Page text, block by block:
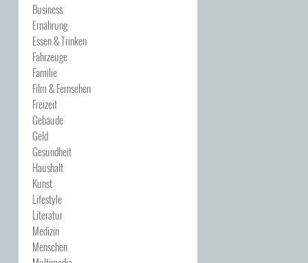
Business
Ernährung
Essen & Trinken
Fahrzeuge
Familie
Film & Fernsehen
Freizeit
Gebäude
Geld
Gesundheit
Haushalt
Kunst
Lifestyle
Literatur
Medizin
Menschen